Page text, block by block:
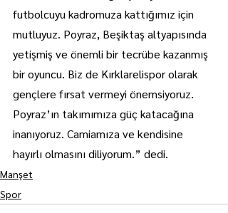
futbolcuyu kadromuza kattığımız için
mutluyuz. Poyraz, Beşiktaş altyapısında
yetişmiş ve önemli bir tecrübe kazanmış
bir oyuncu. Biz de Kırklarelispor olarak
gençlere fırsat vermeyi önemsiyoruz.
Poyraz’ın takımımıza güç katacağına
inanıyoruz. Camiamıza ve kendisine
hayırlı olmasını diliyorum.” dedi.
Manşet
Spor